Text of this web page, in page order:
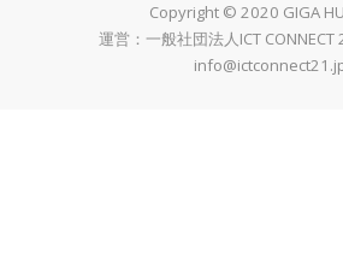
Copyright © 2020 GIGA
運営：一般社団法人ICT